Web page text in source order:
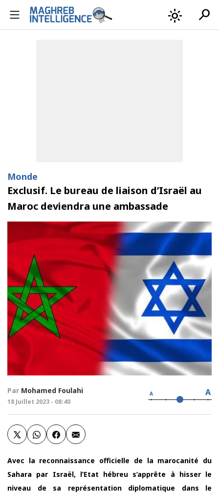
light_mode search
Monde
Exclusif. Le bureau de liaison d’Israël au
Maroc deviendra une ambassade
Par Mohamed Foulahi
18 Juillet 2023 - 08:40
A A
Avec la reconnaissance officielle de la marocanité du
Sahara par Israël, l’Etat hébreu s’apprête à hisser le
niveau de sa représentation diplomatique dans le